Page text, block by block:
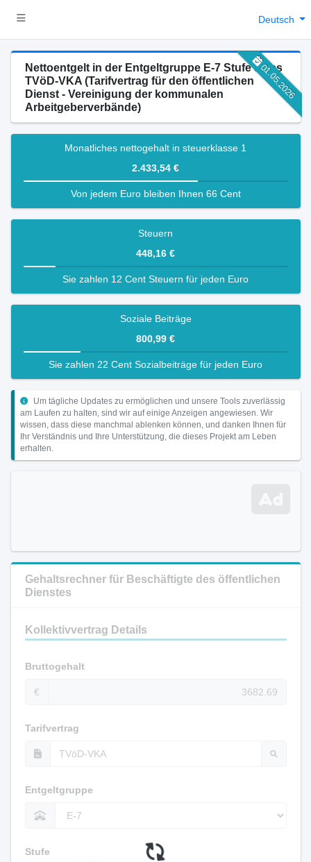
Deutsch
01.05.2026
Nettoentgelt in der Entgeltgruppe E-7 Stufe 3 des
TVöD-VKA (Tarifvertrag für den öffentlichen
Dienst - Vereinigung der kommunalen
Arbeitgeberverbände)
Monatliches nettogehalt in steuerklasse 1
2.433,54 €
Von jedem Euro bleiben Ihnen 66 Cent
Steuern
448,16 €
Sie zahlen 12 Cent Steuern für jeden Euro
Soziale Beiträge
800,99 €
Sie zahlen 22 Cent Sozialbeiträge für jeden Euro
Um tägliche Updates zu ermöglichen und unsere Tools zuverlässig
am Laufen zu halten, sind wir auf einige Anzeigen angewiesen. Wir
wissen, dass diese manchmal ablenken können, und danken Ihnen für
Ihr Verständnis und Ihre Unterstützung, die dieses Projekt am Leben
erhalten.
Gehaltsrechner für Beschäftigte des öffentlichen
Dienstes
Kollektivvertrag Details
Bruttogehalt
€
Tarifvertrag
Entgeltgruppe
Stufe